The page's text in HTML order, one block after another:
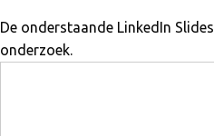
De onderstaande LinkedIn
onderzoek.